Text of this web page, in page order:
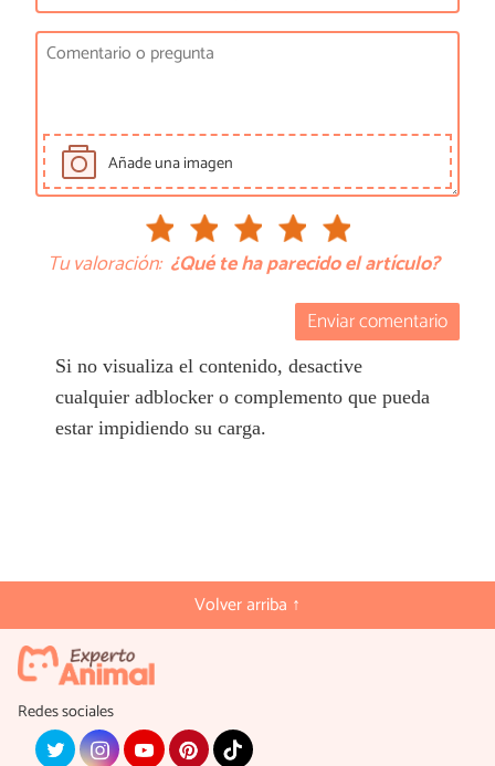
Añade una imagen
Tu valoración: ¿Qué te ha parecido el artículo?
Enviar comentario
Si no visualiza el contenido, desactive
cualquier adblocker o complemento que pueda
estar impidiendo su carga.
Volver arriba ↑
Redes sociales